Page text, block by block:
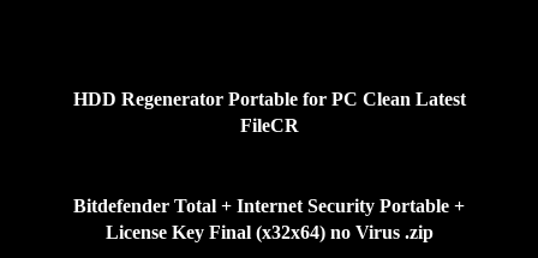
HDD Regenerator Portable for PC Clean Latest
FileCR
Bitdefender Total + Internet Security Portable +
License Key Final (x32x64) no Virus .zip